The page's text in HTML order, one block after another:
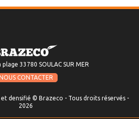
33780 SOULAC SUR MER
NOUS CONTACTER
densifié © Brazeco - Tous droits réservés -
2026